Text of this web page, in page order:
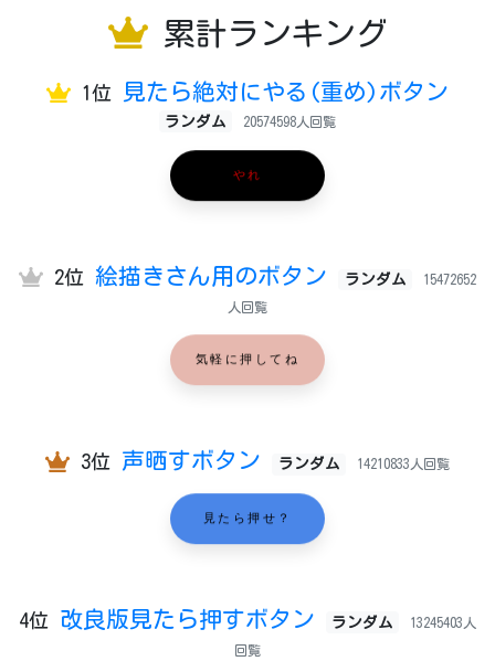
累計ランキング
1位 見たら絶対にやる(重め)ボタン
ランダム 20574598人回覧
やれ
2位 絵描きさん用のボタン ランダム 15472652
人回覧
気軽に押してね
3位 声晒すボタン ランダム 14210833人回覧
見たら押せ？
4位 改良版見たら押すボタン ランダム 13245403人
回覧